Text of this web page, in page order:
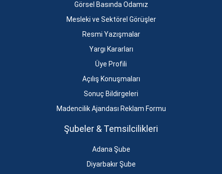
Görsel Basında Odamız
Mesleki ve Sektörel Görüşler
Resmi Yazışmalar
Yargı Kararları
Üye Profili
Açılış Konuşmaları
Sonuç Bildirgeleri
Madencilik Ajandası Reklam Formu
Şubeler & Temsilcilikleri
Adana Şube
Diyarbakır Şube